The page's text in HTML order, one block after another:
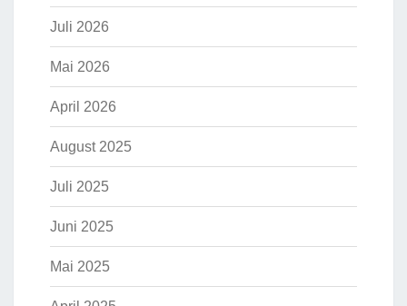
Juli 2026
Mai 2026
April 2026
August 2025
Juli 2025
Juni 2025
Mai 2025